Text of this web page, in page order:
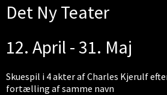
Det Ny Teater
12. April - 31. Maj
Skuespil i 4 akter af Charles Kjerulf
fortælling af samme navn